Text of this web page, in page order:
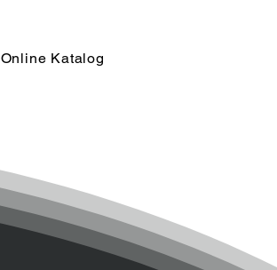
Online Katalog